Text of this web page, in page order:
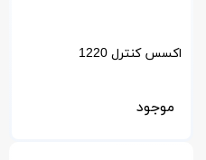
اکسس کنترل 1220
موجود